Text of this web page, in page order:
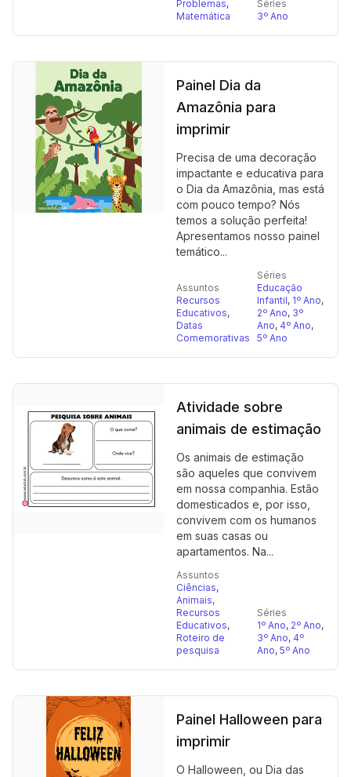
Problemas,
Matemática
Séries
3º Ano
Painel Dia da
Amazônia para
imprimir
Precisa de uma decoração
impactante e educativa para
o Dia da Amazônia, mas está
com pouco tempo? Nós
temos a solução perfeita!
Apresentamos nosso painel
temático...
Assuntos
Recursos
Educativos,
Datas
Comemorativas
Séries
Educação
Infantil, 1º Ano,
2º Ano, 3º
Ano, 4º Ano,
5º Ano
Atividade sobre
animais de estimação
Os animais de estimação
são aqueles que convivem
em nossa companhia. Estão
domesticados e, por isso,
convivem com os humanos
em suas casas ou
apartamentos. Na...
Assuntos
Ciências,
Animais,
Recursos
Educativos,
Roteiro de
pesquisa
Séries
1º Ano, 2º Ano,
3º Ano, 4º
Ano, 5º Ano
Painel Halloween para
imprimir
O Halloween, ou Dia das